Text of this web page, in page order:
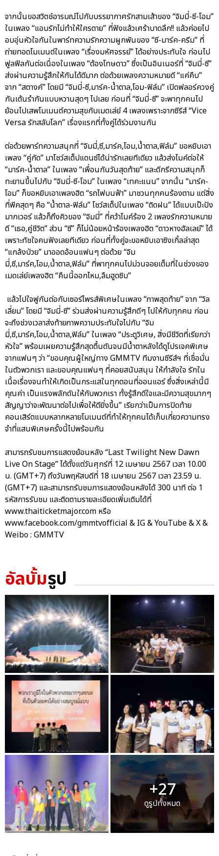
จากนั้นขอสวิตช์อารมณ์ไปกับบรรยากาศรักสามเส้าของ “จิมมี่-ซี-โอม”
ในเพลง “แอบรักไม่ทำให้ใครตาย” ที่ฟังแล้วเศร้าบาดลึก!! แล้วค่อยไป
อบอุ่นหัวใจกันในพาร์ทความรักความผูกพันของ “ซี-มาร์ค-ครีม” ที่
ถ่ายทอดโมเมนต์ในเพลง “เรื่องมหัศจรรย์” ได้อย่างประทับใจ ก่อนไป
ฟูลฟีลกันต่อเนื่องในเพลง “ต้องโทษดาว” ซึ่งเป็นอินเนอร์ที่ “จิมมี่-ซี”
ส่งผ่านความรู้สึกให้กันได้ดีมาก ต่อด้วยเพลงความหมายดี “แค่คืบ”
จาก “สตางค์” โดยมี “จิมมี่-ซี,มาร์ค-น้ำตาล,โอม-ฟิล์ม” เปิดฟลอร์ควงคู่
กันเต้นรำกันแบบหวานสุดๆ ไปเลย ก่อนที่ “จิมมี่-ซี” จะพาทุกคนไป
ย้อนไปเสพโมเมนต์ความสุขกับเมดเล่ย์ 4 เพลงเพราะจากซีรีส์ “Vice
Versa รักสลับโลก” เรื่องแรกที่ทั้งคู่ได้ร่วมงานกัน
ต่อด้วยพาร์ทความสนุกที่ “จิมมี่,ซี,มาร์ค,โอม,น้ำตาล,ฟิล์ม” ขอหยิบเอา
เพลง “คู่กัด” มาโชว์สเต็ปแดนซ์ได้น่ารักเลยทีเดียว แล้วส่งไมค์ต่อให้
“มาร์ค-น้ำตาล” ในเพลง “เพื่อนกันวันสุดท้าย” และดีกรีความสนุกก็
ทะยานขึ้นไปกับ “จิมมี่-ซี-โอม” ในเพลง “เทคะแนน” จากนั้น “มาร์ค-
โอม” ก็ขอหยิบเอาเพลงฮิต “รถไฟบนฟ้า” มาชวนทุกคนร้องตาม แต่สิ่ง
ที่พีคสุดๆ คือ “น้ำตาล-ฟิล์ม” โชว์สเต็ปในเพลง “ติดฝน” ได้แบบเป๊ะปัง
มากเวอร์ แล้วก็ถึงคิวของ “จิมมี่” ที่คว้าไมค์ร้อง 2 เพลงรักความหมาย
ดี “เธอ,คู่ชีวิต” ส่วน “ซี” ก็ไม่น้อยหน้าร้องเพลงฮิต “ดาวหางฮัลเลย์” ได้
เพราะทัชใจคนฟังเลยทีเดียว ก่อนที่ทั้งคู่จะขอหยิบเอาซิงเกิ้ลล่าสุด
“แกล้งป่วย” มาออดอ้อนแฟนๆ ต่อด้วย “จิม
มี่,ซี,มาร์ค,โอม,น้ำตาล,ฟิล์ม” ที่พาทุกคนไปม่วนจอยเต็มที่ในช่วงของ
เมดเล่ย์เพลงฮิต “คืนนี้ออกไหม,ลืมฮูดซิบ”
แล้วไปใจฟูกันต่อกับเซอร์ไพรส์พิเศษในเพลง “ภาพสุดท้าย” จาก “วิล
เลี่ยม” โดยมี “จิมมี่-ซี” ร่วมส่งผ่านความรู้สึกดีๆ ไปให้กับทุกคน ก่อน
จะถึงช่วงเวลาส่งท้ายภาพความประทับใจไปกับ “จิม
มี่,ซี,มาร์ค,โอม,น้ำตาล,ฟิล์ม” ในเพลง “ประตูวิเศษ, สิ่งมีชีวิตที่เรียกว่า
หัวใจ” พร้อมเผยความรู้สึกสุดตื้นตันจนมีน้ำตาหลังได้ดูโปรเจคพิเศษ
จากแฟนๆ ว่า “ขอบคุณผู้ใหญ่ทาง GMMTV ทีมงานซีรีส์ฯ ที่เชื่อมั่น
ในตัวพวกเรา และขอบคุณแฟนๆ ที่คอยสนับสนุน ให้กำลังใจ รักใน
เนื้อเรื่องจนทำให้เกิดเป็นกระแสในทุกตอนที่ออนแอร์ ซึ่งสิ่งเหล่านี้มี
คุณค่า เป็นแรงพลักดันให้กับพวกเรา ทั้งรู้สึกดีใจและมีความสุขมากๆ
สัญญาว่าจะพัฒนาต่อไปเพื่อให้ดียิ่งขึ้น” เรียกว่าเป็นการปิดท้าย
คอนเสิร์ตแบบหลากหลายโมเมนต์ที่ทำให้ทุกคนได้เก็บเกี่ยวความทรง
จำที่แสนพิเศษครั้งนี้ไปพร้อมกัน
สามารถรับชมการแสดงย้อนหลัง “Last Twilight New Dawn
Live On Stage” ได้ตั้งแต่วันศุกร์ที่ 12 เมษายน 2567 เวลา 10.00
น. (GMT+7) ถึงวันพฤหัสบดีที่ 18 เมษายน 2567 เวลา 23.59 น.
(GMT+7) และสามารถรับชมการแสดงย้อนหลังได้ 300 นาที ต่อ 1
รหัสการรับชม และติดตามรายละเอียดเพิ่มเติมได้ที่
www.thaiticketmajor.com หรือ
www.facebook.com/gmmtvofficial & IG & YouTube & X &
Weibo : GMMTV
อัลบั้มรูป
+27
ดูรูปทั้งหมด